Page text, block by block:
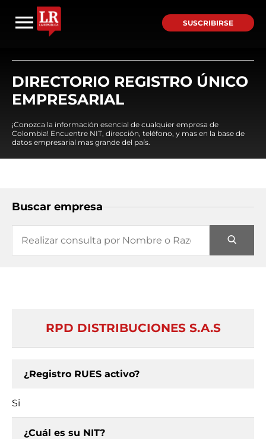
SUSCRIBIRSE
DIRECTORIO REGISTRO ÚNICO
EMPRESARIAL
¡Conozca la información esencial de cualquier empresa de
Colombia! Encuentre NIT, dirección, teléfono, y mas en la base de
datos empresarial mas grande del país.
Buscar empresa
RPD DISTRIBUCIONES S.A.S
¿Registro RUES activo?
Si
¿Cuál es su NIT?